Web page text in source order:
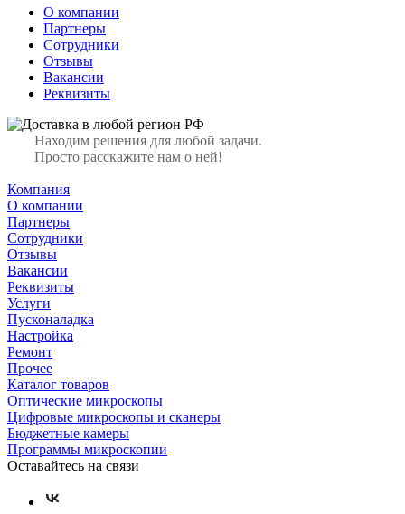
О компании
Партнеры
Сотрудники
Отзывы
Вакансии
Реквизиты
Находим решения для любой задачи.
Просто расскажите нам о ней!
Компания
О компании
Партнеры
Сотрудники
Отзывы
Вакансии
Реквизиты
Услуги
Пусконаладка
Настройка
Ремонт
Прочее
Каталог товаров
Оптические микроскопы
Цифровые микроскопы и сканеры
Бюджетные камеры
Программы микроскопии
Оставайтесь на связи